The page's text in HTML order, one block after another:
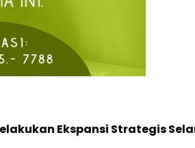
Ekspansi Strategis